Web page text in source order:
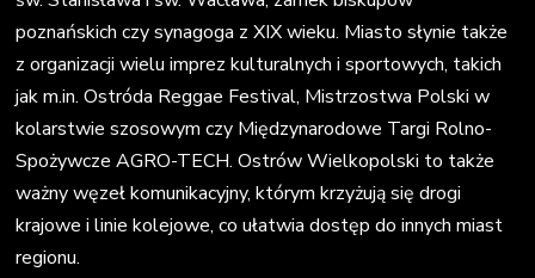
poznańskich czy synagoga z XIX wieku. Miasto słynie także
z organizacji wielu imprez kulturalnych i sportowych, takich
jak m.in. Ostróda Reggae Festival, Mistrzostwa Polski w
kolarstwie szosowym czy Międzynarodowe Targi Rolno-
Spożywcze AGRO-TECH. Ostrów Wielkopolski to także
ważny węzeł komunikacyjny, którym krzyżują się drogi
krajowe i linie kolejowe, co ułatwia dostęp do innych miast
regionu.